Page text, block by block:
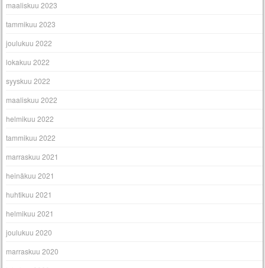
maaliskuu 2023
tammikuu 2023
joulukuu 2022
lokakuu 2022
syyskuu 2022
maaliskuu 2022
helmikuu 2022
tammikuu 2022
marraskuu 2021
heinäkuu 2021
huhtikuu 2021
helmikuu 2021
joulukuu 2020
marraskuu 2020